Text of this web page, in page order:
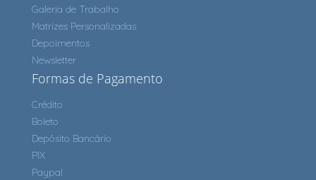
Galeria de Trabalho
Matrizes Personalizadas
Depoimentos
Newsletter
Formas de Pagamento
Crédito
Boleto
Depósito Bancário
PIX
Paypal